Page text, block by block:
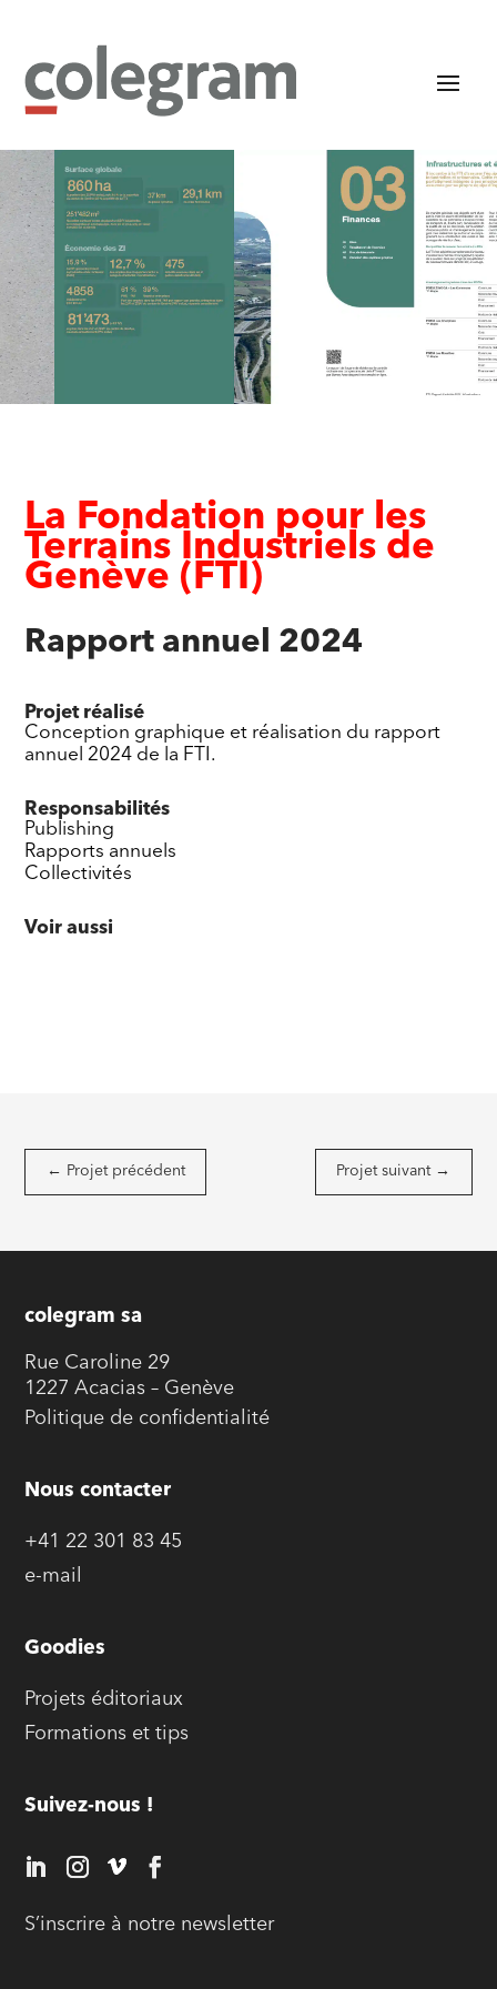
La Fondation pour les
Terrains Industriels de
Genève (FTI)
Rapport annuel 2024
Projet réalisé
Conception graphique et réalisation du rapport
annuel 2024 de la FTI.
Responsabilités
Publishing
Rapports annuels
Collectivités
Voir aussi
← Projet précédent Projet suivant→
colegram sa
Rue Caroline 29
1227 Acacias – Genève
Politique de confidentialité
Nous contacter
+41 22 301 83 45
e-mail
Goodies
Projets éditoriaux
Formations et tips
Suivez-nous !
S’inscrire à notre newsletter